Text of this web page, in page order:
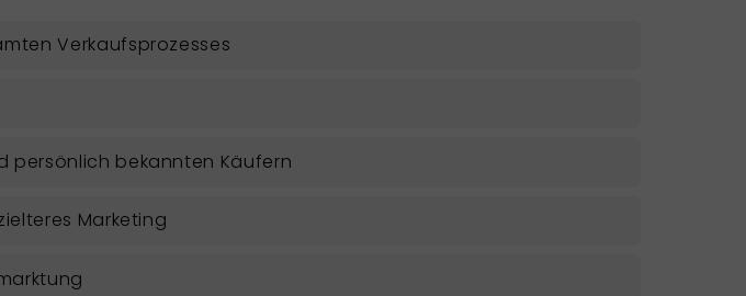
Verkaufsprozesses
persönlich bekannten Käufern
Marketing